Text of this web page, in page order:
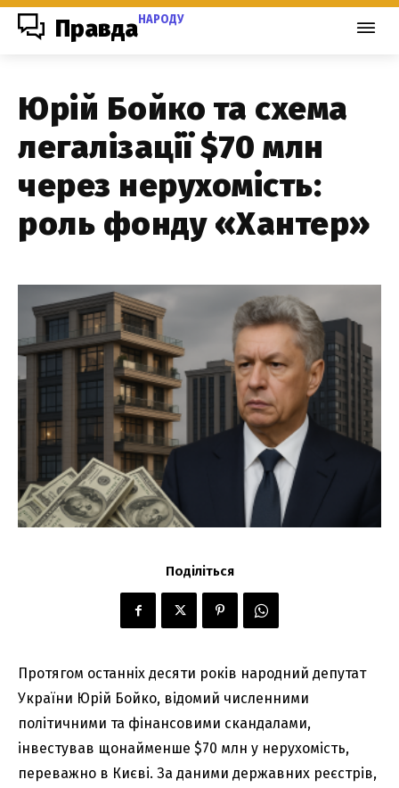
ПравдаНАРОДУ
Юрій Бойко та схема
легалізації $70 млн
через нерухомість:
роль фонду «Хантер»
Поділіться
Протягом останніх десяти років народний депутат
України Юрій Бойко, відомий численними
політичними та фінансовими скандалами,
інвестував щонайменше $70 млн у нерухомість,
переважно в Києві. За даними державних реєстрів,